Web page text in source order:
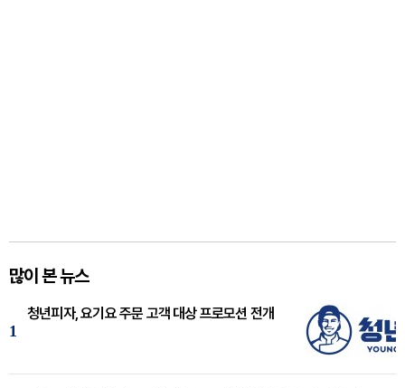
많이 본 뉴스
1
청년피자, 요기요 주문 고객 대상 프로모션 전개